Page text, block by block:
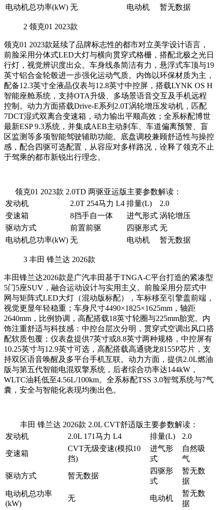
电动机总功率(kW) 无 电动机 暂无数据
2 领克01 2023款
领克01 2023款延续了品牌标志性的都市对立美学设计语言，
前脸采用分体式LED大灯与横向贯穿式格栅，搭配北极之光日
行灯，视觉辨识度出众。车身线条简洁有力，悬浮式车顶与19
英寸铝合金轮毂进一步强化运动气质。内饰以环保材质为主，
配备12.3英寸全液晶仪表与12.8英寸中控屏，搭载LYNK OS H
智能座舱系统，支持OTA升级、多场景语音交互及手机远程
控制。动力方面搭载Drive-E系列2.0T涡轮增压发动机，匹配
7DCT湿式双离合变速箱，动力输出平顺高效；全系标配博世
最新ESP 9.3系统，并集成AEB主动刹车、车道偏离预警、盲
区监测等多项智能驾驶辅助功能。底盘调校兼顾舒适性与操控
感，配合四驱可选配置，从容应对多样路况，诠释了领克不止
于驾乘的都市新锐出行理念。
领克01 2023款 2.0TD 两驱亚运版主要参数解读：
发动机
2.0T 254马力 L4 排量(L)
2.0
变速箱
8挡手自一体 进气形式 涡轮增压
驱动方式
前置前驱 四驱形式 无
电动机总功率(kW) 无 电动机 暂无数据
3 丰田 锋兰达 2026款
丰田锋兰达2026款是广汽丰田基于TNGA-C平台打造的紧凑型
5门5座SUV，融合运动设计与实用主义。前脸采用分层式中
网与矩阵式LED大灯（混动版标配），车标移至引擎盖前端，
视觉更显年轻稳重；车身尺寸4490×1825×1625mm，轴距
2640mm，比例协调，高配搭载18英寸轮圈与225mm胎宽。内
饰注重舒适与科技感：中控台层次分明，贯穿式空调出风口搭
配软质包覆；仪表盘提供7英寸或8.8英寸两种规格，中控屏有
10.25英寸与12.9英寸可选，高配搭载高通骁龙8155P芯片，支
持双区语音唤醒及多平台手机互联。动力方面，提供2.0L燃油
版与第五代智能电混双擎系统，后者综合功率达144kW，
WLTC油耗低至4.56L/100km。全系标配TSS 3.0智驾系统与7气
囊，安全与智能化表现均衡出色。
丰田 锋兰达 2026款 2.0L CVT舒适版主要参数解读：
发动机
2.0L 171马力 L4 排量(L) 2.0
变速箱
CVT无级变速(模拟10
挡)
进气形
式
自然吸
气
驱动方式 暂无数据
四驱形
式
暂无数
据
电动机总功率
(kW)
无 电动机
暂无数
据